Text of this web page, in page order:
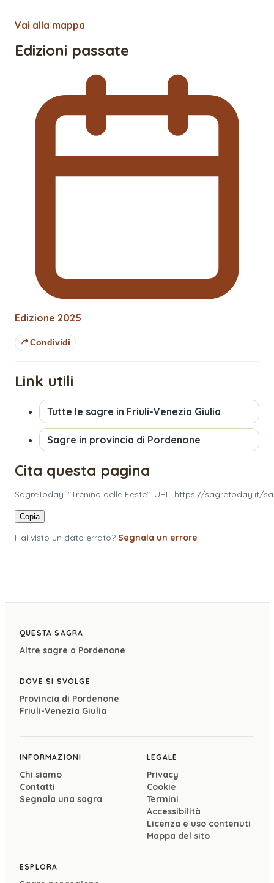
Vai alla mappa
Edizioni passate
Edizione 2025
Condividi
Link utili
Tutte le sagre in Friuli-Venezia Giulia
Sagre in provincia di Pordenone
Cita questa pagina
SagreToday. "Trenino delle Feste". URL: https://
Copia
Hai visto un dato errato? Segnala un errore
QUESTA SAGRA
Altre sagre a Pordenone
DOVE SI SVOLGE
Provincia di Pordenone
Friuli-Venezia Giulia
INFORMAZIONI
Chi siamo
Contatti
Segnala una sagra
LEGALE
Privacy
Cookie
Termini
Accessibilità
Licenza e uso contenuti
Mappa del sito
ESPLORA